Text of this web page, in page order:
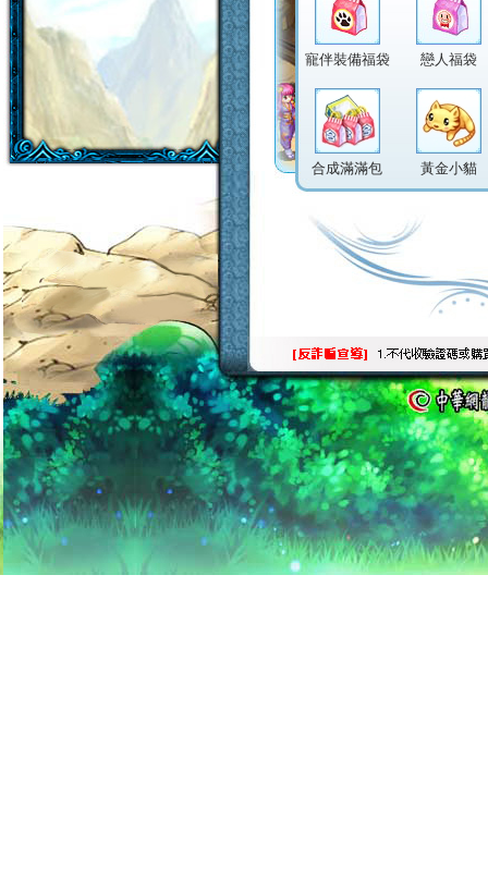
寵伴裝備福袋 戀人福袋
合成滿滿包 黃金小貓